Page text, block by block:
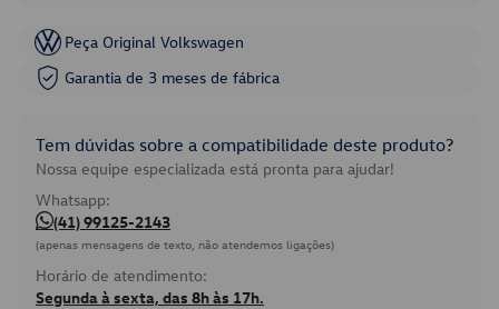
Peça Original Volkswagen
Garantia de 3 meses de fábrica
Tem dúvidas sobre a compatibilidade deste produto?
Nossa equipe especializada está pronta para ajudar!
Whatsapp:
(41) 99125-2143
(apenas mensagens de texto, não atendemos ligações)
Horário de atendimento:
Segunda à sexta, das 8h às 17h.